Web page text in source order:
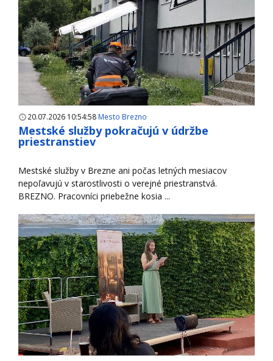
20.07.2026 10:54:58 Mesto Brezno
Mestské služby pokračujú v údržbe
priestranstiev
Mestské služby v Brezne ani počas letných mesiacov
nepoľavujú v starostlivosti o verejné priestranstvá.
BREZNO. Pracovníci priebežne kosia ...